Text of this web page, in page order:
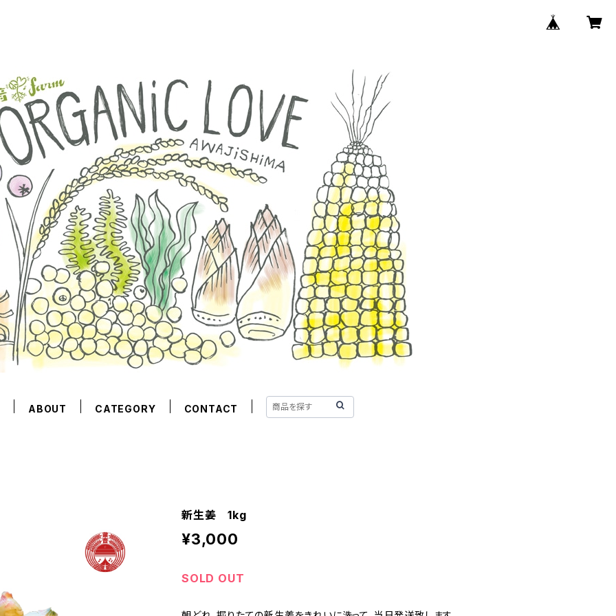
ABOUT CATEGORY CONTACT
新生姜 1kg
¥3,000
SOLD OUT